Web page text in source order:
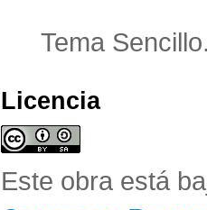
Tema
Licencia
Este obra está